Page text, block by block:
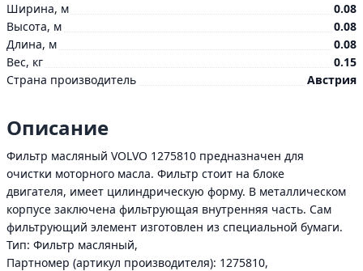
Ширина, м
0.08
Высота, м
0.08
Длина, м
0.08
Вес, кг
0.15
Страна производитель
Австрия
Описание
Фильтp масляный VOLVO 1275810 предназначен для
очистки моторного масла. Фильтр стоит на блоке
двигателя, имеет цилиндрическую форму. В металлическом
корпусе заключена фильтрующая внутренняя часть. Сам
фильтрующий элемент изготовлен из специальной бумаги.
Тип: Фильтр масляный,
Партномер (артикул производителя): 1275810,